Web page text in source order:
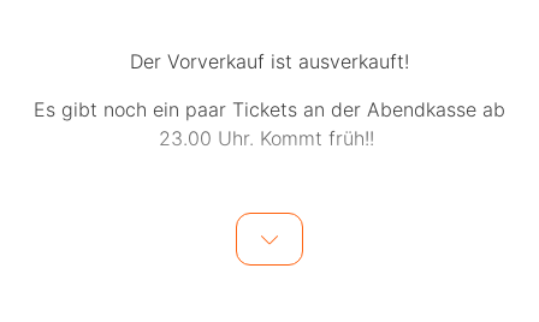
Der Vorverkauf ist ausverkauft!
Es gibt noch ein paar Tickets an der Abendkasse ab
23.00 Uhr. Kommt früh!!